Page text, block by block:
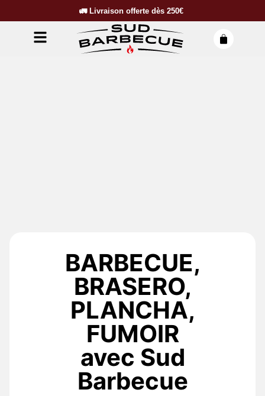
🚛 Livraison offerte dès 250€
BARBECUE,
BRASERO,
PLANCHA,
FUMOIR
avec Sud
Barbecue